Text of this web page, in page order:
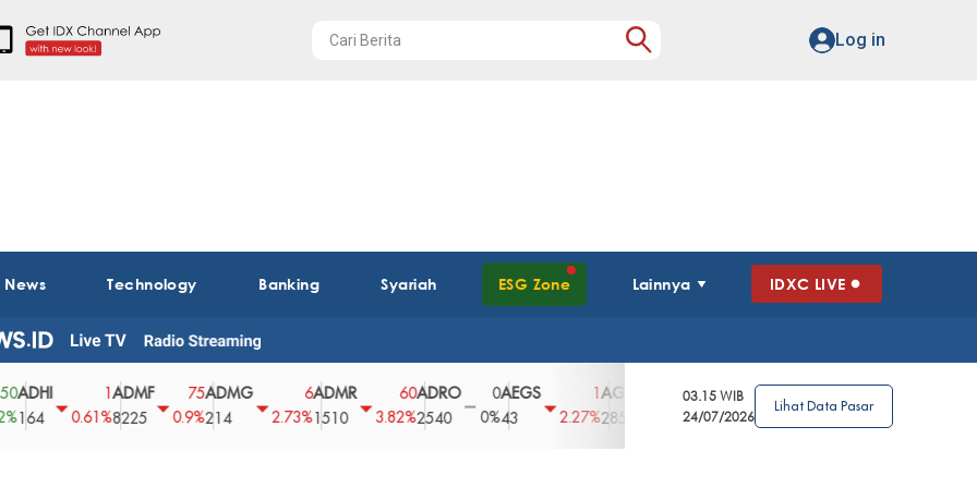
Log in
Technology Banking Syariah ESG Zone Lainnya IDXC LIVE
0.61%
ADMF
8225
75
0.9%
ADMG
214
2.73%
ADMR
1510
3.82%
ADRO
2540
0
0%
AEGS
2.27%2850
3.39%
AGRO
4
2.63%
0%
03.15 WIB
24/07/2026
Lihat Data Pasar